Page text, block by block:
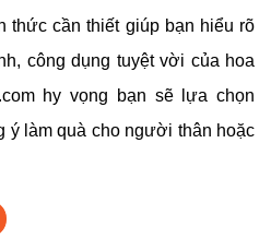
thức cần thiết giúp bạn hiểu rõ
công dụng tuyệt vời của hoa
hy vọng bạn sẽ lựa chọn
ý làm quà cho người thân hoặc